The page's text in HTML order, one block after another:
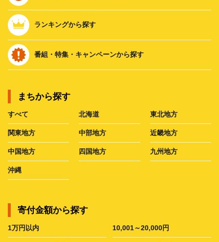
ランキングから探す
番組・特集・キャンペーンから探す
まちから探す
すべて 北海道 東北地方
関東地方 中部地方 近畿地方
中国地方 四国地方 九州地方
沖縄
寄付金額から探す
1万円以内 10,001～20,000円